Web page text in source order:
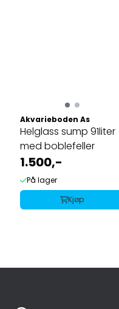
Akvarieboden As
Helglass sump 91liter
med boblefeller
1.500,-
På lager
Kjøp